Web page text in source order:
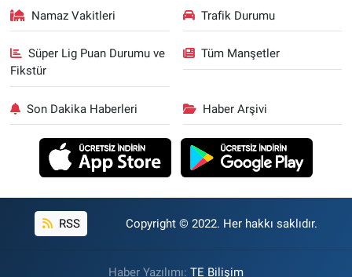
Namaz Vakitleri Trafik Durumu
Süper Lig Puan Durumu ve
Fikstür
Tüm Manşetler
Son Dakika Haberleri Haber Arşivi
RSS Copyright © 2022. Her hakkı saklıdır.
Haber Yazılımı: TE Bilişim